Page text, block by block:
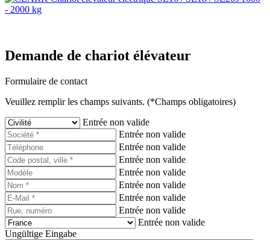
Demande de chariot élévateur
Formulaire de contact
Veuillez remplir les champs suivants. (*Champs obligatoires)
Entrée non valide
Entrée non valide
Entrée non valide
Entrée non valide
Entrée non valide
Entrée non valide
Entrée non valide
Entrée non valide
Entrée non valide
Ungültige Eingabe